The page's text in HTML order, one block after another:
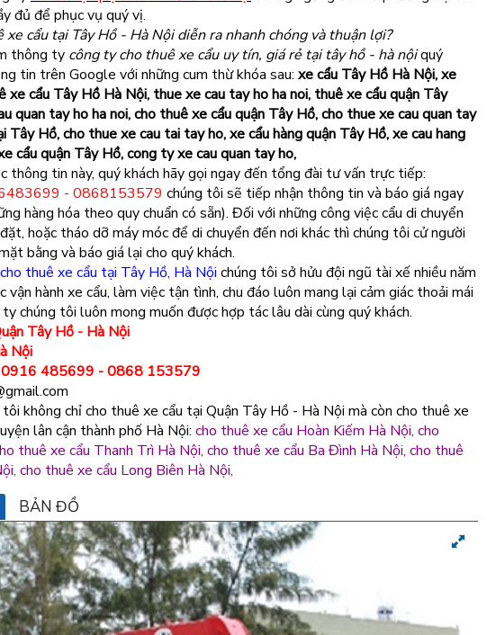
đủ để phục vụ quý vị.
xe cẩu tại Tây Hồ - Hà Nội diễn ra nhanh chóng và thuận lợi?
thông ty công ty cho thuê xe cẩu uy tín, giá rẻ tại tây hồ - hà nộiquý
tin trên Google với những cum thừ khóa sau: xe cẩu Tây Hồ Hà Nội, xe
xe cẩu Tây Hồ Hà Nội, thue xe cau tay ho ha noi, thuê xe cẩu quận Tây
quan tay ho ha noi, cho thuê xe cẩu quận Tây Hồ, cho thue xe cau quan tay
Tây Hồ, cho thue xe cau tai tay ho, xe cẩu hàng quận Tây Hồ, xe cau hang
cẩu quận Tây Hồ, cong ty xe cau quan tay ho,
thông tin này, quý khách hãy gọi ngay đến tổng đài tư vấn trực tiếp:
- 0868153579 chúng tôi sẽ tiếp nhận thông tin và báo giá ngay
hàng hóa theo quy chuẩn có sẵn). Đối với những công việc cẩu di chuyển
hoặc tháo dỡ máy móc để di chuyển đến nơi khác thì chúng tôi cử người
bằng và báo giá lại cho quý khách.
cho thuê xe cẩu tại Tây Hồ, Hà Nội chúng tôi sở hửu đội ngũ tài xế nhiều năm
vận hành xe cẩu, làm việc tận tình, chu đáo luôn mang lại cảm giác thoải mái
ty chúng tôi luôn mong muốn được hợp tác lâu dài cùng quý khách.
Tây Hồ - Hà Nội
Nội
485699 - 0868 153579
không chỉ cho thuê xe cẩu tại Quận Tây Hồ - Hà Nội mà còn cho thuê xe
lân cận thành phố Hà Nội: cho thuê xe cẩu Hoàn Kiếm Hà Nội, cho
thuê xe cẩu Thanh Trì Hà Nội, cho thuê xe cẩu Ba Đình Hà Nội, cho thuê
cho thuê xe cẩu Long Biên Hà Nội,
BẢN ĐỒ